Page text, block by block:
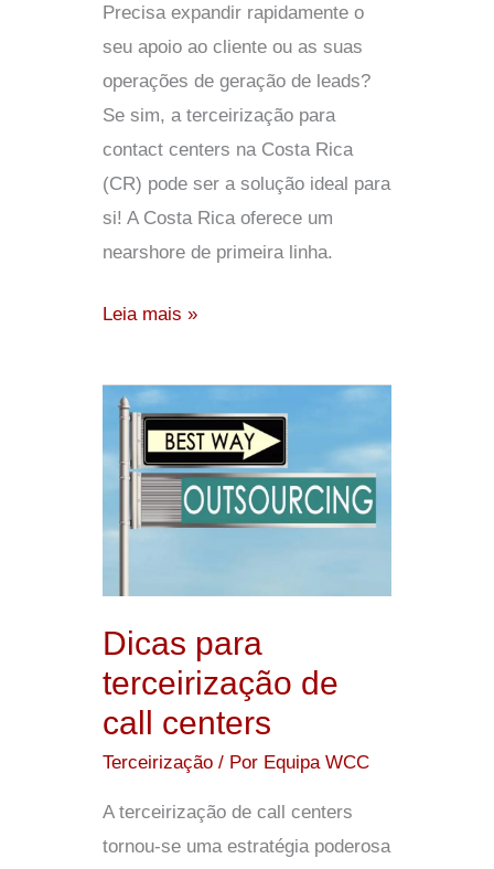
Precisa expandir rapidamente o
seu apoio ao cliente ou as suas
operações de geração de leads?
Se sim, a terceirização para
contact centers na Costa Rica
(CR) pode ser a solução ideal para
si! A Costa Rica oferece um
nearshore de primeira linha.
Leia mais »
Dicas para
terceirização de
call centers
Terceirização / Por Equipa WCC
A terceirização de call centers
tornou-se uma estratégia poderosa
Dicas
para
terceirização
call